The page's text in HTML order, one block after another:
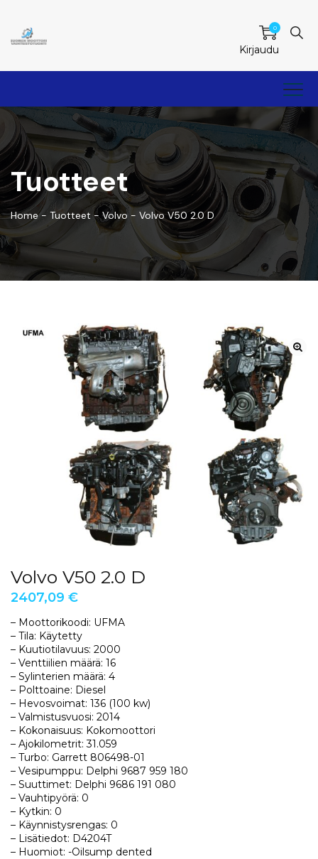
0
Kirjaudu
Tuotteet
Home- Tuotteet -Volvo - Volvo V50 2.0 D
Volvo V50 2.0 D
2407,09 €
– Moottorikoodi: UFMA
– Tila: Käytetty
– Kuutiotilavuus: 2000
– Venttiilien määrä: 16
– Sylinterien määrä: 4
– Polttoaine: Diesel
– Hevosvoimat: 136 (100 kw)
– Valmistusvuosi: 2014
– Kokonaisuus: Kokomoottori
– Ajokilometrit: 31.059
– Turbo: Garrett 806498-01
– Vesipumppu: Delphi 9687 959 180
– Suuttimet: Delphi 9686 191 080
– Vauhtipyörä: 0
– Kytkin: 0
– Käynnistysrengas: 0
– Lisätiedot: D4204T
– Huomiot: -Oilsump dented